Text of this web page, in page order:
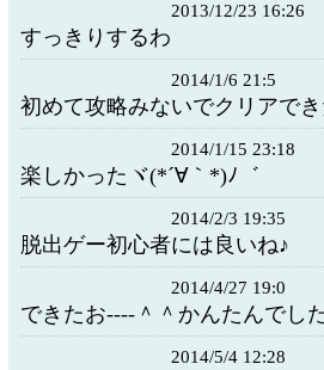
2013/12/23 16:26
すっきりするわ
2014/1/6 21:5
初めて攻略みないでクリアで
2014/1/15 23:18
楽しかったヾ(*´∀｀*)ﾉ゛
2014/2/3 19:35
脱出ゲー初心者には良いね♪
2014/4/27 19:0
できたお----＾＾かんたんでし
2014/5/4 12:28